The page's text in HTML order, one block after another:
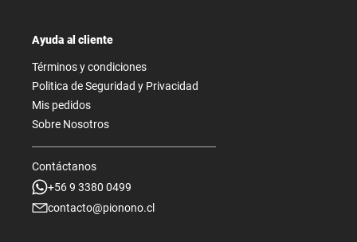
Ayuda al cliente
Términos y condiciones
Politica de Seguridad y Privacidad
Mis pedidos
Sobre Nosotros
Contáctanos
+56 9 3380 0499
contacto@pionono.cl